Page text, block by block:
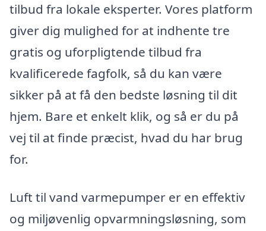
tilbud fra lokale eksperter. Vores platform
giver dig mulighed for at indhente tre
gratis og uforpligtende tilbud fra
kvalificerede fagfolk, så du kan være
sikker på at få den bedste løsning til dit
hjem. Bare et enkelt klik, og så er du på
vej til at finde præcist, hvad du har brug
for.
Luft til vand varmepumper er en effektiv
og miljøvenlig opvarmningsløsning, som